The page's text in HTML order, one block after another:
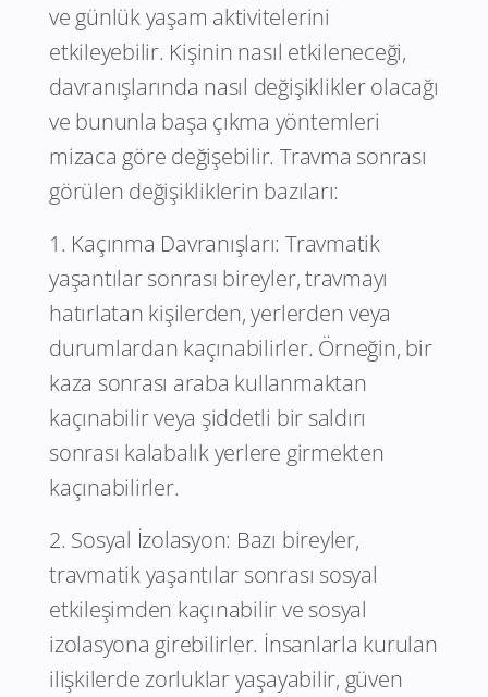
ve günlük yaşam aktivitelerini
etkileyebilir. Kişinin nasıl etkileneceği,
davranışlarında nasıl değişiklikler olacağı
ve bununla başa çıkma yöntemleri
mizaca göre değişebilir. Travma sonrası
görülen değişikliklerin bazıları:
1. Kaçınma Davranışları: Travmatik
yaşantılar sonrası bireyler, travmayı
hatırlatan kişilerden, yerlerden veya
durumlardan kaçınabilirler. Örneğin, bir
kaza sonrası araba kullanmaktan
kaçınabilir veya şiddetli bir saldırı
sonrası kalabalık yerlere girmekten
kaçınabilirler.
2. Sosyal İzolasyon: Bazı bireyler,
travmatik yaşantılar sonrası sosyal
etkileşimden kaçınabilir ve sosyal
izolasyona girebilirler. İnsanlarla kurulan
ilişkilerde zorluklar yaşayabilir, güven